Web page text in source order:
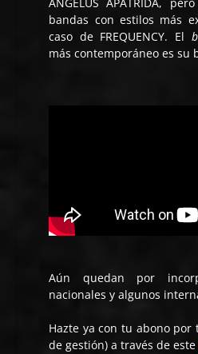
bandas con estilos más
caso de FREQUENCY. El
más contemporáneo es su
Aún quedan por
nacionales y algunos
Hazte ya con tu abono por
de gestión) a través de